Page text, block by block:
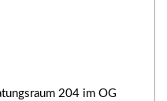
204 im OG